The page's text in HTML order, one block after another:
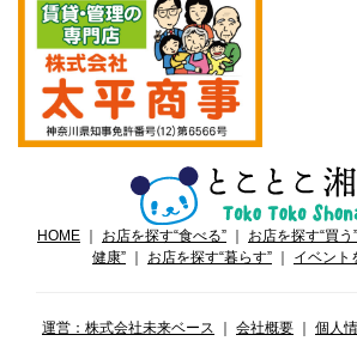
HOME お店を探す“食べる” お店を探す“買う”
健康”
お店を探す“暮らす” イベント
運営：株式会社未来ベース 会社概要 個人